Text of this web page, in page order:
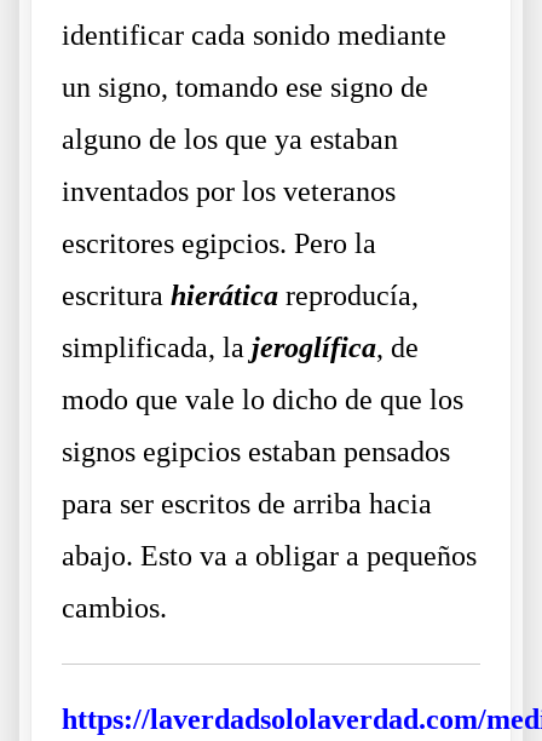
identificar cada sonido mediante
un signo, tomando ese signo de
alguno de los que ya estaban
inventados por los veteranos
escritores egipcios. Pero la
escritura hierática reproducía,
simplificada, la jeroglífica, de
modo que vale lo dicho de que los
signos egipcios estaban pensados
para ser escritos de arriba hacia
abajo. Esto va a obligar a pequeños
cambios.
https://laverdadsololaverdad.com/